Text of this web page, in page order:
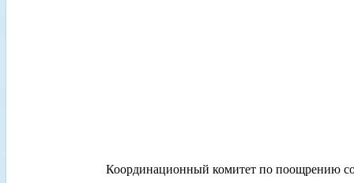
Координационный комитет по поощрению